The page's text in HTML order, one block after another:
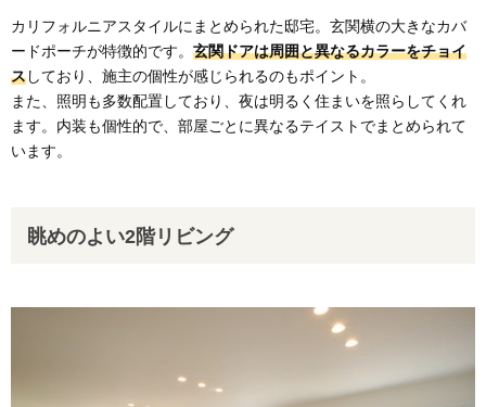
カリフォルニアスタイルにまとめられた邸宅。玄関横の大きなカバ
ードポーチが特徴的です。 玄関ドアは周囲と異なるカラーをチョイ
スしており、施主の個性が感じられるのもポイント。
また、照明も多数配置しており、夜は明るく住まいを照らしてくれ
ます。内装も個性的で、部屋ごとに異なるテイストでまとめられて
います。
眺めのよい2階リビング